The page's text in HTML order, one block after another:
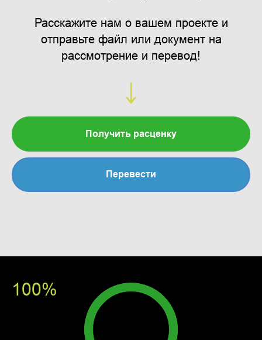
Расскажите нам о вашем проекте и
отправьте файл или документ на
рассмотрение и перевод!
Получить расценку
Перевести
100%